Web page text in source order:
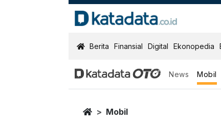
KatadataOTO
Berita Finansial Digital Ekonopedia
News Mobil
HomeMobil